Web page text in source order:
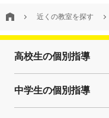
近くの教室を探す
高校生の個別指導
中学生の個別指導